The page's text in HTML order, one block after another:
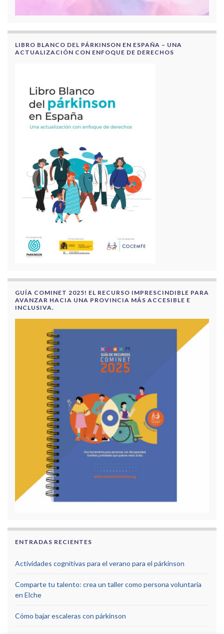
LIBRO BLANCO DEL PÁRKINSON EN ESPAÑA – UNA
ACTUALIZACIÓN CON ENFOQUE DE DERECHOS
GUÍA COMINET 2025! EL RECURSO IMPRESCINDIBLE PARA
AVANZAR HACIA UNA PROVINCIA MÁS ACCESIBLE E
INCLUSIVA.
ENTRADAS RECIENTES
Actividades cognitivas para el verano para el párkinson
Comparte tu talento: crea un taller como persona voluntaria
en Elche
Cómo bajar escaleras con párkinson